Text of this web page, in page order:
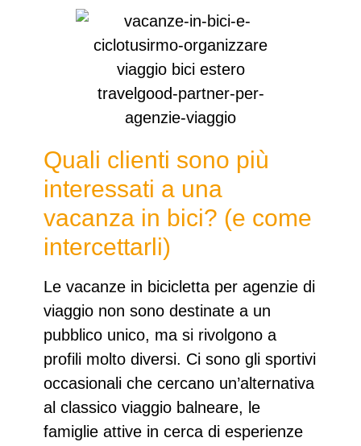
Quali clienti sono più
interessati a una
vacanza in bici? (e come
intercettarli)
Le vacanze in bicicletta per agenzie di
viaggio non sono destinate a un
pubblico unico, ma si rivolgono a
profili molto diversi. Ci sono gli sportivi
occasionali che cercano un’alternativa
al classico viaggio balneare, le
famiglie attive in cerca di esperienze